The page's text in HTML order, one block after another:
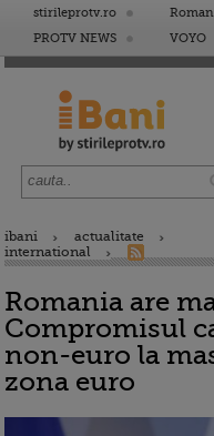
stirileprotv.ro
PROTV NEWS
VOYO
ibani
actualitate
international
Romania are
Compromisul
non-euro la
zona euro